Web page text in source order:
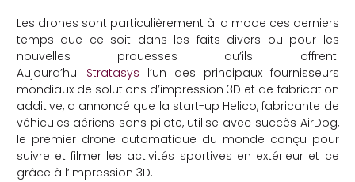
Les drones sont particulièrement à la mode ces derniers
temps que ce soit dans les faits divers ou pour les
nouvelles prouesses qu’ils offrent.
Aujourd’hui Stratasys l’un des principaux fournisseurs
mondiaux de solutions d’impression 3D et de fabrication
additive, a annoncé que la start-up Helico, fabricante de
véhicules aériens sans pilote, utilise avec succès AirDog,
le premier drone automatique du monde conçu pour
suivre et filmer les activités sportives en extérieur et ce
grâce à l’impression 3D.